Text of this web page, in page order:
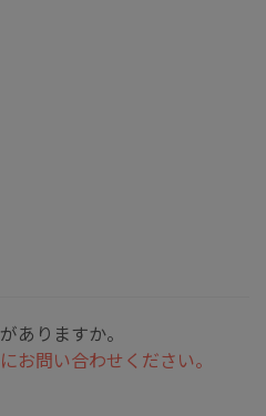
ありますか。
お問い合わせください。